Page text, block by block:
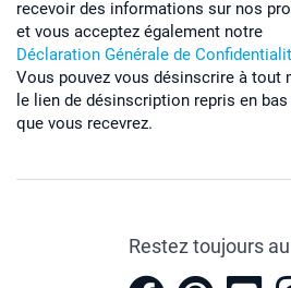
recevoir des informations sur nos
et vous acceptez également notre
Déclaration Générale de
Vous pouvez vous désinscrire à tout
le lien de désinscription repris en
que vous recevrez.
Restez toujours